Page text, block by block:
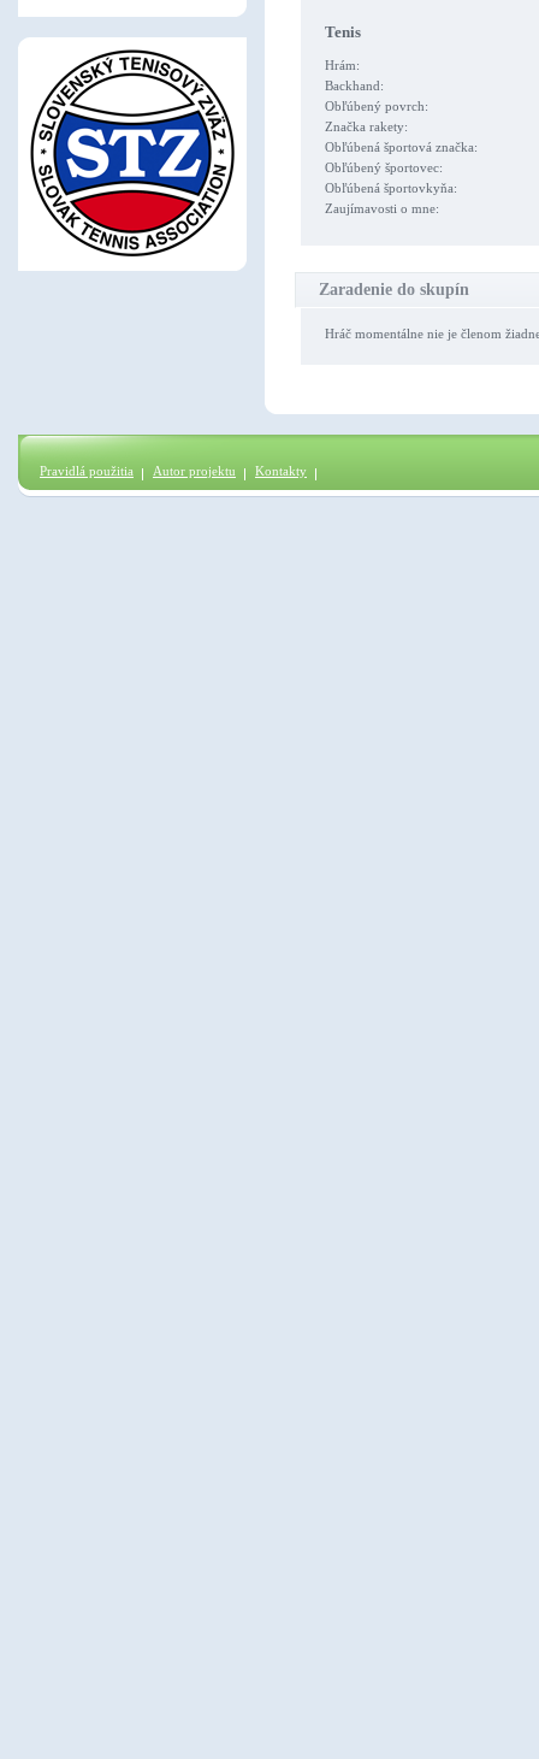
Tenis
Hrám:
Backhand:
Obľúbený povrch:
Značka rakety:
Obľúbená športová značka:
Obľúbený športovec:
Obľúbená športovkyňa:
Zaujímavosti o mne:
Zaradenie do skupín
Hráč momentálne nie je členom
Pravidlá použitia Autor projektu Kontakty